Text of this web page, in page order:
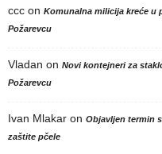
ccc on Komunalna milicija kreće
Požarevcu
Vladan on Novi kontejneri za
Požarevcu
Ivan Mlakar on Objavljen termin
zaštite pčele